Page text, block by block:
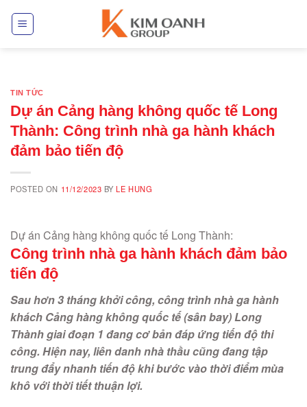
TIN TỨC
Dự án Cảng hàng không quốc tế Long
Thành: Công trình nhà ga hành khách
đảm bảo tiến độ
POSTED ON 11/12/2023 BYLE HUNG
Dự án Cảng hàng không quốc tế Long Thành:
Công trình nhà ga hành khách đảm bảo
tiến độ
Sau hơn 3 tháng khởi công, công trình nhà ga hành
khách Cảng hàng không quốc tế (sân bay) Long
Thành giai đoạn 1 đang cơ bản đáp ứng tiến độ thi
công. Hiện nay, liên danh nhà thầu cũng đang tập
trung đẩy nhanh tiến độ khi bước vào thời điểm mùa
khô với thời tiết thuận lợi.